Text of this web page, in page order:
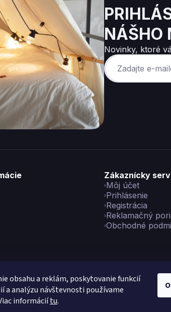
obsahu a reklám, poskytovanie funkcií
a analýzu návštevnosti používame
informáciítu.
NÁŠHO
Novinky, ktoré
Zákaznícky
Môj účet
Prihlásenie
Registrácia
Reklamačný
Obchodné
2026Vikon. Všetky práva vyhradené. Upraviť